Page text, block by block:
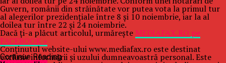
Guvern, românii din străinătate vor putea vota la primul tur
al alegerilor prezidenţiale între 8 şi 10 noiembrie, iar la al
doilea tur între 22 şi 24 noiembrie.
Dacă ţi-a plăcut articolul, urmăreşte MEDIAFAX.RO pe
FACEBOOK »
Conținutul website-ului www.mediafax.ro este destinat
exclusiv informării și uzului dumneavoastră personal. Este
Continue Reading